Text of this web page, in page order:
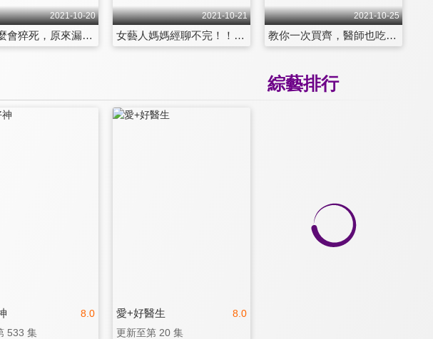
2021-10-20
好好怎麼會猝死，原來漏掉幾項非典型危險？！ 第1221集
2021-10-21
女藝人媽媽經聊不完！！這時間生產喜事竟變難事？！ 第1222集
2021-10-25
教你一次買齊，醫師也吃的家庭常備藥！！ 第1223集
綜藝排行
8.0
533 集
8.0
愛+好醫生
更新至第 20 集